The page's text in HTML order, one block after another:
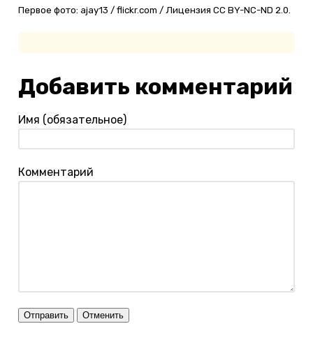
Первое фото: ajay13 / flickr.com / Лицензия CC BY-NC-ND 2.0.
Добавить комментарий
Имя (обязательное)
Комментарий
Отправить Отменить